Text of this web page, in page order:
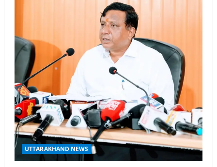
a
t
i
o
n
UTTARAKHAND NEWS